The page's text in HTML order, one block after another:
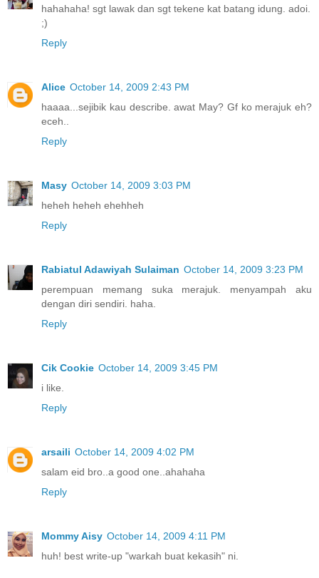
hahahaha! sgt lawak dan sgt tekene kat batang idung. adoi.
;)
Reply
Alice October 14, 2009 2:43 PM
haaaa...sejibik kau describe. awat May? Gf ko merajuk eh?
eceh..
Reply
Masy October 14, 2009 3:03 PM
heheh heheh ehehheh
Reply
Rabiatul Adawiyah Sulaiman October 14, 2009 3:23 PM
perempuan memang suka merajuk. menyampah aku
dengan diri sendiri. haha.
Reply
Cik Cookie October 14, 2009 3:45 PM
i like.
Reply
arsaili October 14, 2009 4:02 PM
salam eid bro..a good one..ahahaha
Reply
Mommy Aisy October 14, 2009 4:11 PM
huh! best write-up "warkah buat kekasih" ni.